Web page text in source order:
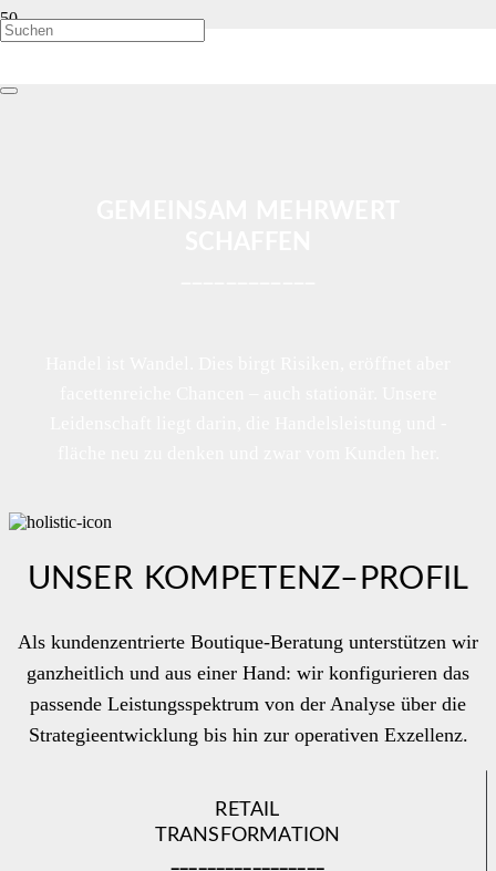
UNSER KOMPETENZ–PROFIL
Als kundenzentrierte Boutique-Beratung unterstützen wir
ganzheitlich und aus einer Hand: wir konfigurieren das
passende Leistungsspektrum von der Analyse über die
Strategieentwicklung bis hin zur operativen Exzellenz.
RETAIL
TRANSFORMATION